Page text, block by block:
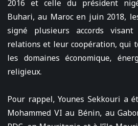
2016 et celle du président
Buhari, au Maroc en juin 2018,
signé plusieurs accords
relations et leur coopération, qui
les domaines économique,
religieux.
Pour rappel, Younes Sekkouri a
Mohammed VI au Bénin, au